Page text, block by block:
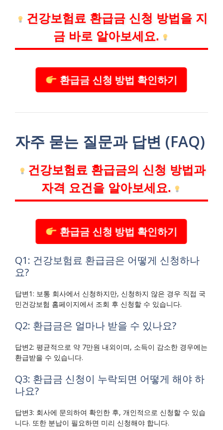
건강보험료 환급금 신청 방법을 지
금 바로 알아보세요.
환급금 신청 방법 확인하기
자주 묻는 질문과 답변 (FAQ)
건강보험료 환급금의 신청 방법과
자격 요건을 알아보세요.
환급금 신청 방법 확인하기
Q1: 건강보험료 환급금은 어떻게 신청하나
요?
답변1: 보통 회사에서 신청하지만, 신청하지 않은 경우 직접 국
민건강보험 홈페이지에서 조회 후 신청할 수 있습니다.
Q2: 환급금은 얼마나 받을 수 있나요?
답변2: 평균적으로 약 7만원 내외이며, 소득이 감소한 경우에는
환급받을 수 있습니다.
Q3: 환급금 신청이 누락되면 어떻게 해야 하
나요?
답변3: 회사에 문의하여 확인한 후, 개인적으로 신청할 수 있습
니다. 또한 분납이 필요하면 미리 신청해야 합니다.